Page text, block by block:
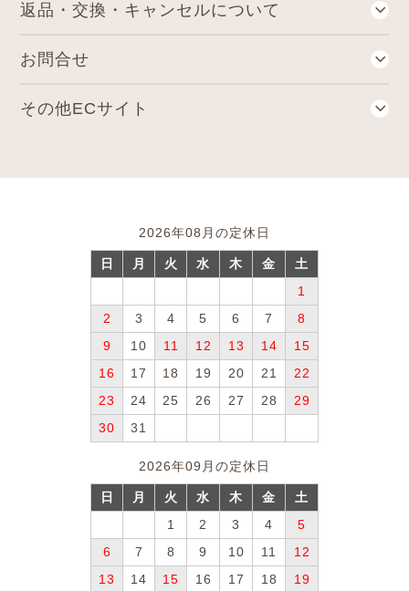
返品・交換・キャンセルについて
お問合せ
その他ECサイト
2026年08月の定休日
日 月 火 水 木 金
土
1
2
3 4 5 6 7
8
9
10 11 12 13 14
15
16
17 18 19 20 21
22
23
24 25 26 27 28
29
30
31
2026年09月の定休日
日 月 火 水 木 金
土
1
2 3 4
5
6
7 8 9 10 11
12
13
14 15 16 17 18 19